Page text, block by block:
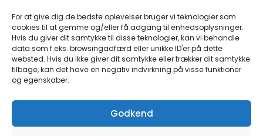
For at give dig de bedste oplevelser bruger vi teknologier som
cookies til at gemme og/eller få adgang til enhedsoplysninger.
Hvis du giver dit samtykke til disse teknologier, kan vi behandle
data som f.eks. browsingadfærd eller unikke ID'er på dette
websted. Hvis du ikke giver dit samtykke eller trækker dit samtykke
tilbage, kan det have en negativ indvirkning på visse funktioner
og egenskaber.
Godkend
Har du brug for at tale
med nogen?
Vi hjælper dig med at finde den rette
uforpligtende snak.